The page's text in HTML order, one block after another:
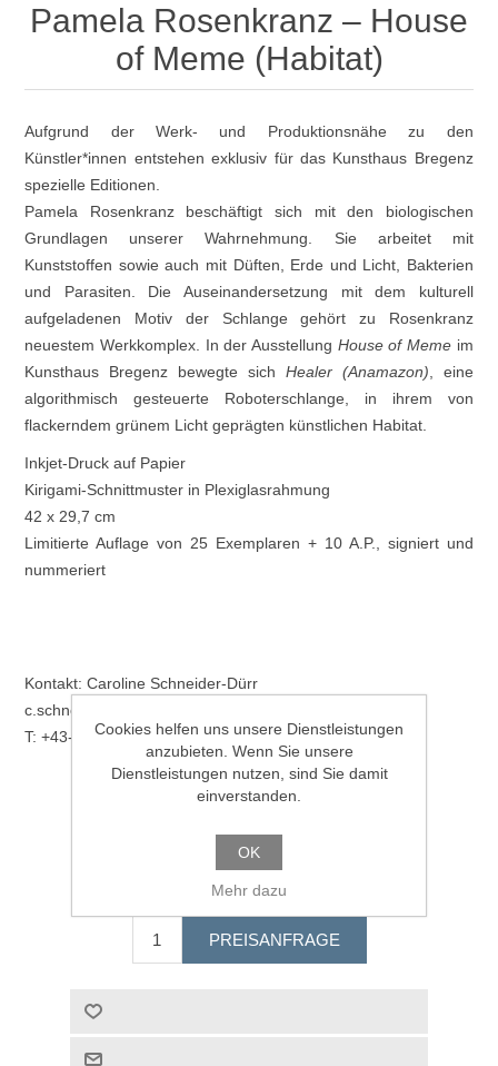
Pamela Rosenkranz – House
of Meme (Habitat)
Aufgrund der Werk- und Produktionsnähe zu den
Künstler*innen entstehen exklusiv für das Kunsthaus Bregenz
spezielle Editionen.
Pamela Rosenkranz beschäftigt sich mit den biologischen
Grundlagen unserer Wahrnehmung. Sie arbeitet mit
Kunststoffen sowie auch mit Düften, Erde und Licht, Bakterien
und Parasiten. Die Auseinandersetzung mit dem kulturell
aufgeladenen Motiv der Schlange gehört zu Rosenkranz
neuestem Werkkomplex. In der Ausstellung House of Memeim
Kunsthaus Bregenz bewegte sich Healer (Anamazon) , eine
algorithmisch gesteuerte Roboterschlange, in ihrem von
flackerndem grünem Licht geprägten künstlichen Habitat.
Inkjet-Druck auf Papier
Kirigami-Schnittmuster in Plexiglasrahmung
42 x 29,7 cm
Limitierte Auflage von 25 Exemplaren + 10 A.P., signiert und
nummeriert
Kontakt: Caroline Schneider-Dürr
c.schneider@kunsthaus-bregenz.at
T: +43-5574-48594-444
Cookies helfen uns unsere Dienstleistungen
anzubieten. Wenn Sie unsere
Dienstleistungen nutzen, sind Sie damit
einverstanden.
OK
Mehr dazu